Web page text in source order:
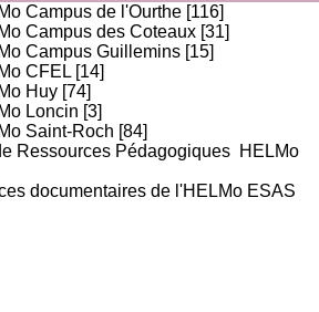
Campus de l'Ourthe [116]
Campus des Coteaux [31]
Campus Guillemins [15]
CFEL [14]
Huy [74]
Loncin [3]
Saint-Roch [84]
Ressources Pédagogiques HELMo
documentaires de l'HELMo ESAS